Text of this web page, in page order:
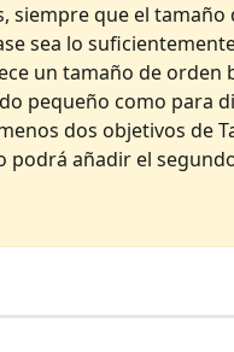
siempre que el tamaño
sea lo
un tamaño de orden
pequeño como para
dos objetivos de
podrá añadir el